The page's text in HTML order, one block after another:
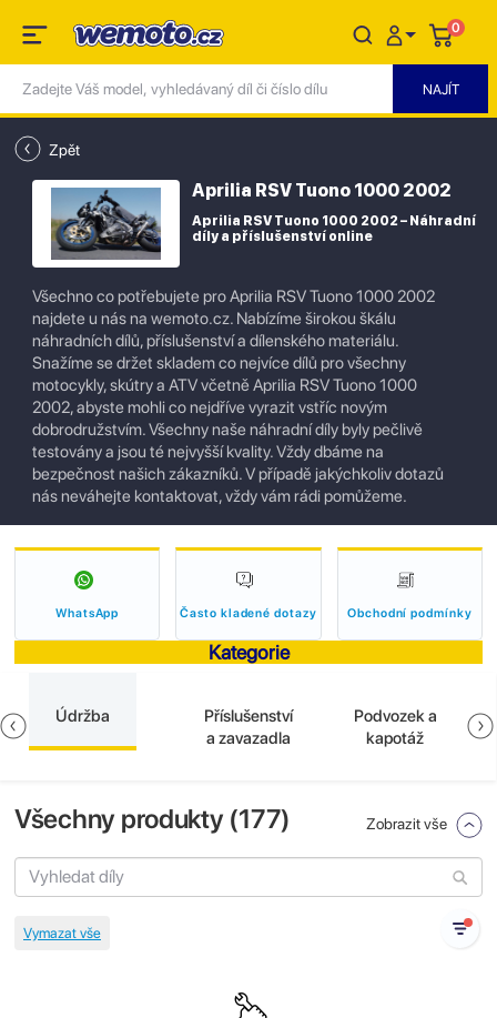
0
Zpět
Aprilia RSV Tuono 1000 2002
Aprilia RSV Tuono 1000 2002 – Náhradní
díly a příslušenství online
Všechno co potřebujete pro Aprilia RSV Tuono 1000 2002
najdete u nás na wemoto.cz. Nabízíme širokou škálu
náhradních dílů, příslušenství a dílenského materiálu.
Snažíme se držet skladem co nejvíce dílů pro všechny
motocykly, skútry a ATV včetně Aprilia RSV Tuono 1000
2002, abyste mohli co nejdříve vyrazit vstříc novým
dobrodružstvím. Všechny naše náhradní díly byly pečlivě
testovány a jsou té nejvyšší kvality. Vždy dbáme na
bezpečnost našich zákazníků. V případě jakýchkoliv dotazů
nás neváhejte kontaktovat, vždy vám rádi pomůžeme.
WhatsApp Často kladené dotazy Obchodní podmínky
Kategorie
Údržba
Příslušenství
a zavazadla
Podvozek a
kapotáž
Všechny produkty (177) Zobrazit vše